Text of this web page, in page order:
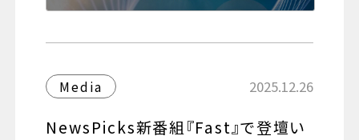
Media 2025.12.26
NewsPicks新番組『Fast』で登壇い